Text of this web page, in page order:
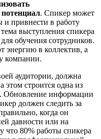
. Спикер может
и привнести в работу
выступления спикера
обучения сотрудников.
энергию в коллектив, а
компании.
аудитории, должна
этом строится одна из
Обновление информации
должен следить за
когда он
давности или на
80% работы спикера